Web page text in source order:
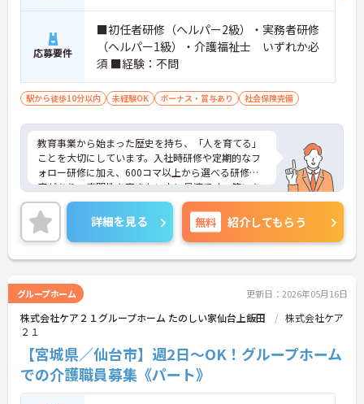
応募要件
■初任者研修（ヘルパー2級）・実務者研修
（ヘルパー1級）・介護福祉士 いずれか必
須 ■経験：不問
駅から徒歩10分以内 未経験OK ボーナス・賞与あり 社会保険完備
教育事業から始まった歴史を持ち、「人を育てる」
ことを大切にしています。入社時研修や定期的なフ
ォロー研修に加え、600コマ以上から選べる研修制
度があり、専門性を磨きたい方に最適です。笑いを
大切にし、互いに褒めあう社風が根付いているた
め、新人の方もすぐに馴染める温かい職場です。週1
日・1日1時間から勤務可能で、ご自身のペースで働
けます。ご興味のある方には、面接対策ポイントな
ど、さらに詳細をお話しいたしますのでお気軽にご
詳細を見る 無料 紹介してもらう
グループホーム 更新日：2026年05月16日
株式会社ケア２１グループホーム たのしい家仙台上飯田
株式会社ケア
２１
【宮城県／仙台市】週2日～OK！グループホーム
での介護職員募集《パート》